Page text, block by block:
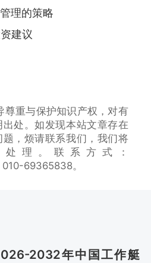
理的策略
建议
尊重与保护知识产权，对有
处。如发现本站文章存在
，烦请联系我们，我们将
理。联系方式：
69365838。
2032年中国工作艇